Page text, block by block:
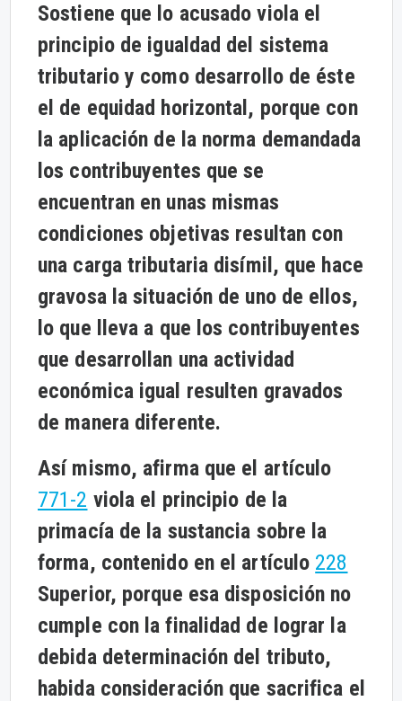
Sostiene que lo acusado viola el
principio de igualdad del sistema
tributario y como desarrollo de éste
el de equidad horizontal, porque con
la aplicación de la norma demandada
los contribuyentes que se
encuentran en unas mismas
condiciones objetivas resultan con
una carga tributaria disímil, que hace
gravosa la situación de uno de ellos,
lo que lleva a que los contribuyentes
que desarrollan una actividad
económica igual resulten gravados
de manera diferente.
Así mismo, afirma que el artículo
771-2 viola el principio de la
primacía de la sustancia sobre la
forma, contenido en el artículo 228
Superior, porque esa disposición no
cumple con la finalidad de lograr la
debida determinación del tributo,
habida consideración que sacrifica el